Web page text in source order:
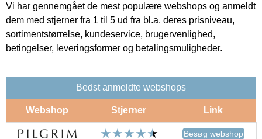
Vi har gennemgået de mest populære webshops og anmeldt
dem med stjerner fra 1 til 5 ud fra bl.a. deres prisniveau,
sortimentstørrelse, kundeservice, brugervenlighed,
betingelser, leveringsformer og betalingsmuligheder.
Bedst anmeldte webshops
Webshop Stjerner Link
Besøg webshop